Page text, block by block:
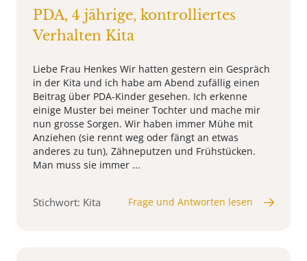
PDA, 4 jährige, kontrolliertes
Verhalten Kita
Liebe Frau Henkes Wir hatten gestern ein Gespräch
in der Kita und ich habe am Abend zufällig einen
Beitrag über PDA-Kinder gesehen. Ich erkenne
einige Muster bei meiner Tochter und mache mir
nun grosse Sorgen. Wir haben immer Mühe mit
Anziehen (sie rennt weg oder fängt an etwas
anderes zu tun), Zähneputzen und Frühstücken.
Man muss sie immer ...
Stichwort: Kita Frage und Antworten lesen